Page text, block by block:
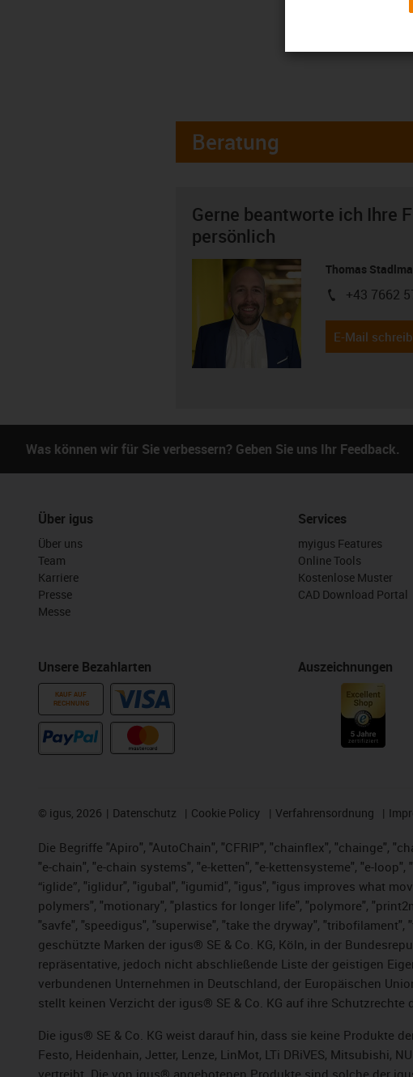
Beratung
Gerne beantworte ich Ihre
persönlich
Thomas
igus-icon-
+43 7662
E-Mail
Was können wir für Sie verbessern? Geben Sie uns Ihr Feedback.
Über igus
Über uns
Team
Karriere
Presse
Messe
Unsere Bezahlarten
KAUF AUF
RECHNUNG
Services
myigus Features
Online Tools
Kostenlose Muster
CAD Download Portal
Auszeichnungen
© igus, 2026 Datenschutz Cookie Policy Verfahrensordnung
Die Begriffe "Apiro", "AutoChain", "CFRIP", "chainflex", "chainge",
"e-chain", "e-chain systems", "e-ketten", "e-kettensysteme", "e-
“iglide”, "iglidur", "igubal", "igumid", "igus", "igus improves what
polymers", "motionary", "plastics for longer life", "polymore",
"savfe", "speedigus", "superwise", "take the dryway",
geschützte Marken der igus® SE & Co. KG, Köln, in der
repräsentative, jedoch nicht abschließende Liste der geistigen
verbundenen Unternehmen in Deutschland, der Europäischen
stellt keinen Verzicht der igus® SE & Co. KG auf ihre Schutzrechte
Die igus® SE & Co. KG weist darauf hin, dass sie keine Produkte
Festo, Heidenhain, Jetter, Lenze, LinMot, LTi DRiVES, Mitsubishi,
vertreibt. Die von igus® angebotenen Produkte sind solche der